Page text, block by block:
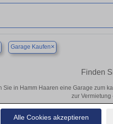
Alle Cookies akzeptieren
Garage Kaufen×
Finden
Sie in Hamm Haaren eine Garage zum
zur Vermietung
wir derzeit keine passenden